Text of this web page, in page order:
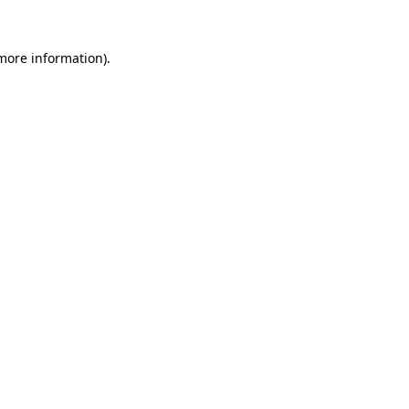
information).